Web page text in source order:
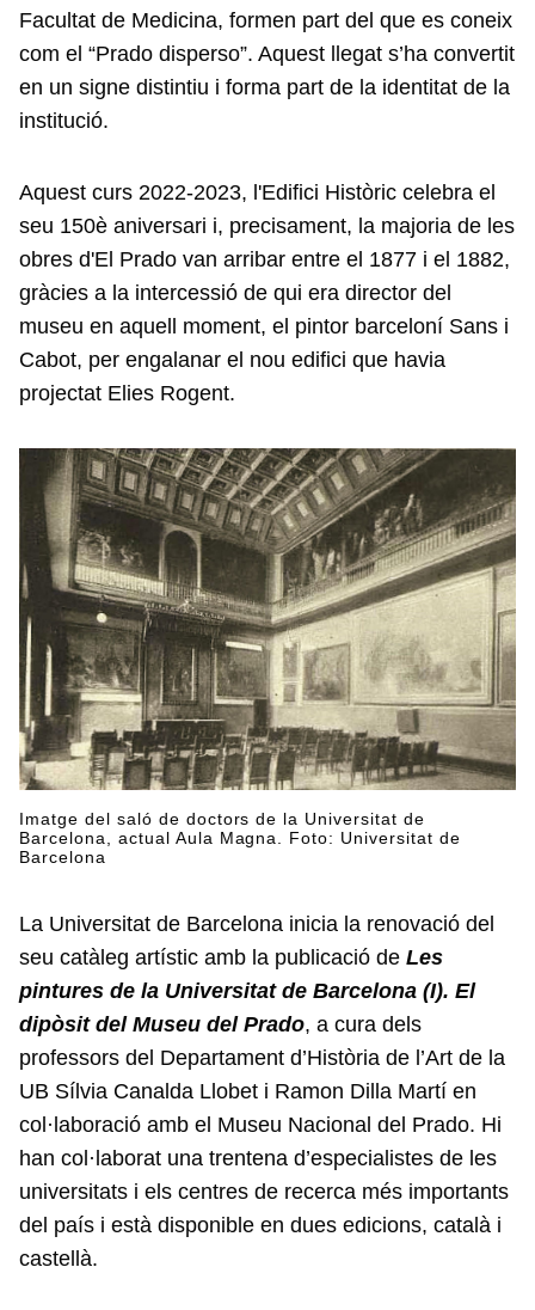
Facultat de Medicina, formen part del que es coneix
com el “Prado disperso”. Aquest llegat s’ha convertit
en un signe distintiu i forma part de la identitat de la
institució.
Aquest curs 2022-2023, l'Edifici Històric celebra el
seu 150è aniversari i, precisament, la majoria de les
obres d'El Prado van arribar entre el 1877 i el 1882,
gràcies a la intercessió de qui era director del
museu en aquell moment, el pintor barceloní Sans i
Cabot, per engalanar el nou edifici que havia
projectat Elies Rogent.
Imatge del saló de doctors de la Universitat de
Barcelona, actual Aula Magna. Foto: Universitat de
Barcelona
La Universitat de Barcelona inicia la renovació del
seu catàleg artístic amb la publicació de Les
pintures de la Universitat de Barcelona (I). El
dipòsit del Museu del Prado, a cura dels
professors del Departament d’Història de l’Art de la
UB Sílvia Canalda Llobet i Ramon Dilla Martí en
col·laboració amb el Museu Nacional del Prado. Hi
han col·laborat una trentena d’especialistes de les
universitats i els centres de recerca més importants
del país i està disponible en dues edicions, català i
castellà.